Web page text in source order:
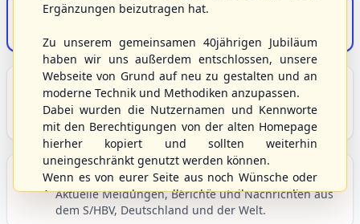
S/HBV-Shop
Unser Sport
Grundlagen und Hintergründe zu Baseball, Softball
und Baseball5.
Berichte und Neuigkeiten
Aktuelle Meldungen, Berichte und Nachrichten aus
dem S/HBV, Deutschland und der Welt.
Ergänzungen beizutragen hat.
Zu unserem gemeinsamen 40jährigen Jubiläum
haben wir uns außerdem entschlossen, unsere
Webseite von Grund auf neu zu gestalten und an
moderne Technik und Methodiken anzupassen.
Dabei wurden die Nutzernamen und Kennworte
mit den Berechtigungen von der alten Homepage
hierher kopiert und sollten weiterhin
uneingeschränkt genutzt werden können.
Wenn es von eurer Seite aus noch Wünsche oder
Anregungen geben sollte, könnt ihr uns diese
gerne an die Verbandsadresseinfo@shbvnet.de